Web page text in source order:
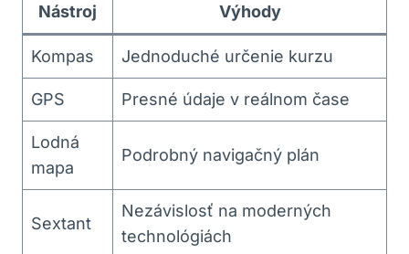
Nástroj Výhody
Kompas Jednoduché určenie kurzu
GPS Presné ‍údaje v ⁢reálnom čase
Lodná
mapa
Podrobný navigačný plán
Sextant
Nezávislosť na moderných
technológiách